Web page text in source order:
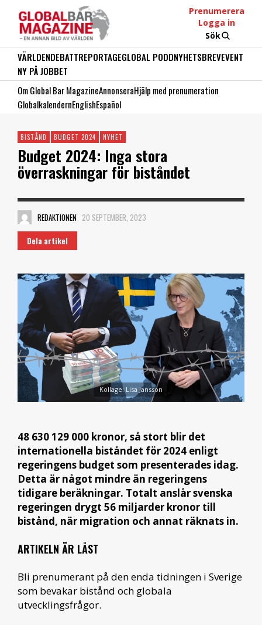
Prenumerera
Logga in
Sök
VÄRLDENDEBATTREPORTAGEGLOBAL PODDNYHETSBREVEVENT
NY PÅ JOBBET
Om Global Bar MagazineAnnonseraHjälp med prenumeration
GlobalkalendernEnglishEspañol
BISTÅND BUDGET 2024 NYHET
Budget 2024: Inga stora
överraskningar för biståndet
REDAKTIONEN 20 SEPTEMBER, 2023
Dela artikel
Kollage: Lisa Jansson
48 630 129 000 kronor, så stort blir det
internationella biståndet för 2024 enligt
regeringens budget som presenterades idag.
Detta är något mindre än regeringens
tidigare beräkningar. Totalt anslår svenska
regeringen drygt 56 miljarder kronor till
bistånd, när migration och annat räknats in.
ARTIKELN ÄR LÅST
Bli prenumerant på den enda tidningen i Sverige
som bevakar bistånd och globala
utvecklingsfrågor.